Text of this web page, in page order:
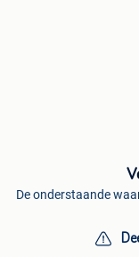
De onderstaande